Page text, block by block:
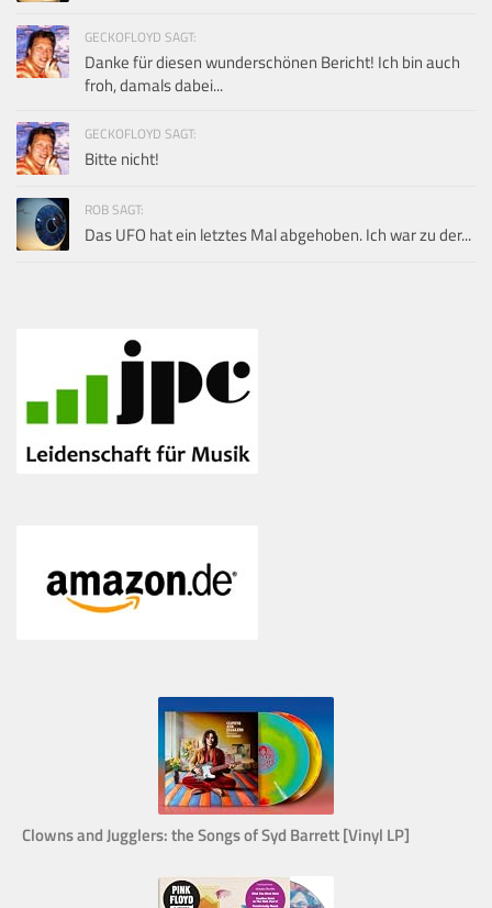
GECKOFLOYD SAGT:
Danke für diesen wunderschönen Bericht! Ich bin auch
froh, damals dabei...
GECKOFLOYD SAGT:
Bitte nicht!
ROB SAGT:
Das UFO hat ein letztes Mal abgehoben. Ich war zu der...
Clowns and Jugglers: the Songs of Syd Barrett [Vinyl LP]